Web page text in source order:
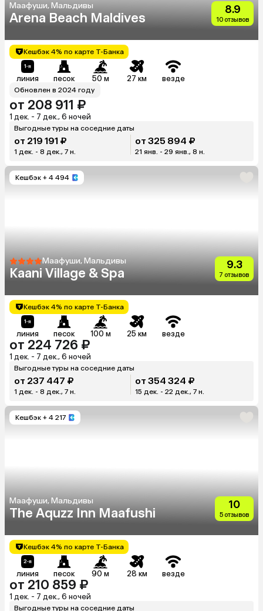
Маафуши, Мальдивы
Arena Beach Maldives
8.9
10 отзывов
Кешбэк 4% по карте Т-Банка
линия песок 50 м 27 км везде
Обновлен в 2024 году
от 208 911 ₽
1 дек. - 7 дек., 6 ночей
Выгодные туры на соседние даты
от 219 191 ₽
1 дек. - 8 дек., 7 н.
от 325 894 ₽
21 янв. - 29 янв., 8 н.
Кешбэк + 4 494
Маафуши, Мальдивы
Kaani Village & Spa
9.3
7 отзывов
Кешбэк 4% по карте Т-Банка
линия песок 100 м 25 км везде
от 224 726 ₽
1 дек. - 7 дек., 6 ночей
Выгодные туры на соседние даты
от 237 447 ₽
1 дек. - 8 дек., 7 н.
от 354 324 ₽
15 дек. - 22 дек., 7 н.
Кешбэк + 4 217
Маафуши, Мальдивы
The Aquzz Inn Maafushi
10
5 отзывов
Кешбэк 4% по карте Т-Банка
линия песок 90 м 28 км везде
от 210 859 ₽
1 дек. - 7 дек., 6 ночей
Выгодные туры на соседние даты